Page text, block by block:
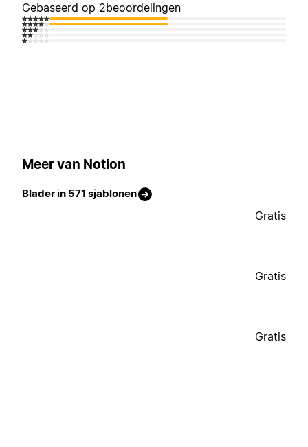
Gebaseerd op 2beoordelingen
Meer van Notion
Blader in 571 sjablonen
Gratis
Gratis
Gratis